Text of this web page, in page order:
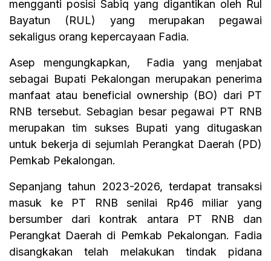
mengganti posisi Sabiq yang digantikan oleh Rul
Bayatun (RUL) yang merupakan pegawai
sekaligus orang kepercayaan Fadia.
Asep mengungkapkan, Fadia yang menjabat
sebagai Bupati Pekalongan merupakan penerima
manfaat atau beneficial ownership (BO) dari PT
RNB tersebut. Sebagian besar pegawai PT RNB
merupakan tim sukses Bupati yang ditugaskan
untuk bekerja di sejumlah Perangkat Daerah (PD)
Pemkab Pekalongan.
Sepanjang tahun 2023-2026, terdapat transaksi
masuk ke PT RNB senilai Rp46 miliar yang
bersumber dari kontrak antara PT RNB dan
Perangkat Daerah di Pemkab Pekalongan. Fadia
disangkakan telah melakukan tindak pidana